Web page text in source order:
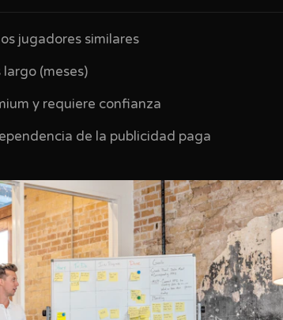
jugadores similares
(meses)
y requiere confianza
de la publicidad paga